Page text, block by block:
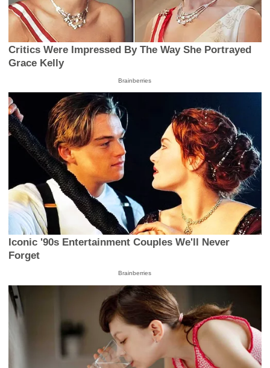
Critics Were Impressed By The Way She Portrayed
Grace Kelly
Brainberries
Iconic '90s Entertainment Couples We'll Never
Forget
Brainberries